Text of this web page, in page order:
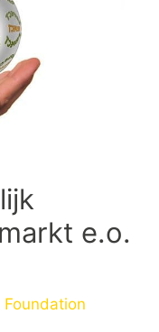
e.o.
Foundation